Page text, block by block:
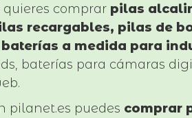
quieres comprar pilas
recargables, pilas de
a medida para
baterías para cámaras
pilanet.es puedes comprar